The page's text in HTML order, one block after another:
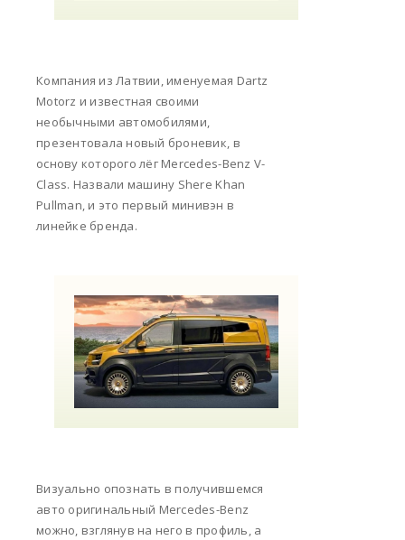
Компания из Латвии, именуемая Dartz
Motorz и известная своими
необычными автомобилями,
презентовала новый броневик, в
основу которого лёг Mercedes-Benz V-
Class. Назвали машину Shere Khan
Pullman, и это первый минивэн в
линейке бренда.
Визуально опознать в получившемся
авто оригинальный Mercedes-Benz
можно, взглянув на него в профиль, а